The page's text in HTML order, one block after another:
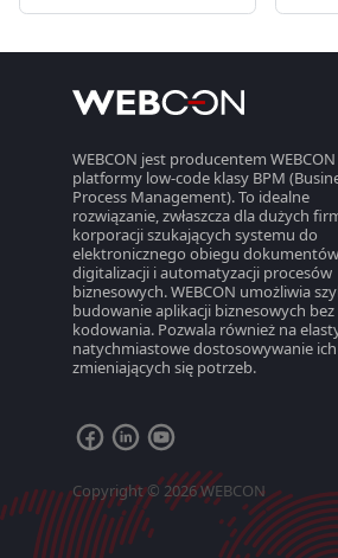
WEBCON jest producentem WEBCON
platformy low-code klasy BPM
Process Management). To idealne
rozwiązanie, zwłaszcza dla dużych
korporacji szukających systemu do
elektronicznego obiegu
digitalizacji i automatyzacji procesów
biznesowych. WEBCON umożliwia
budowanie aplikacji biznesowych bez
kodowania. Pozwala również na
natychmiastowe dostosowywanie
zmieniających się potrzeb.
Copyright © 2026 WEBCON